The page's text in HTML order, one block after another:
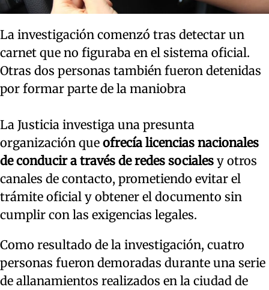
La investigación comenzó tras detectar un
carnet que no figuraba en el sistema oficial.
Otras dos personas también fueron detenidas
por formar parte de la maniobra
La Justicia investiga una presunta
organización que ofrecía licencias nacionales
de conducir a través de redes sociales y otros
canales de contacto, prometiendo evitar el
trámite oficial y obtener el documento sin
cumplir con las exigencias legales.
Como resultado de la investigación, cuatro
personas fueron demoradas durante una serie
de allanamientos realizados en la ciudad de